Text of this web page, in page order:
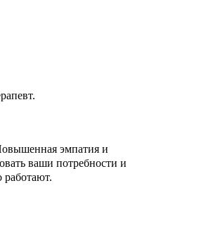
эмпатия и
ваши потребности и
работают.